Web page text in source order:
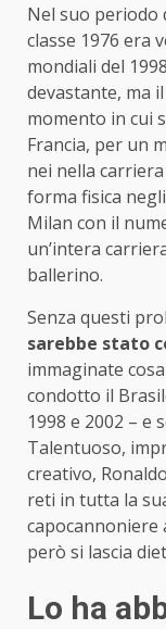
Nel suo periodo
classe 1976 era
mondiali del
devastante, ma
momento in cui
Francia, per un
nei nella
forma fisica
Milan con il
un’intera
ballerino.
Senza questi
sarebbe stato
immaginate
condotto il
1998 e 2002 – e
Talentuoso,
creativo,
reti in tutta la
capocannoniere
però si lascia
Lo ha